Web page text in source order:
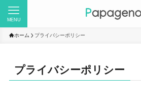
MENU
ホーム プライバシーポリシー
プライバシーポリシー